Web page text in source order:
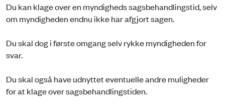
Du kan klage over en myndigheds sagsbehandlingstid, selv
om myndigheden endnu ikke har afgjort sagen.
Du skal dog i første omgang selv rykke myndigheden for
svar.
Du skal også have udnyttet eventuelle andre muligheder
for at klage over sagsbehandlingstiden.